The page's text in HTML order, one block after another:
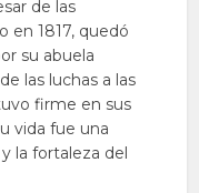
de las
en 1817, quedó
su abuela
las luchas a las
firme en sus
vida fue una
la fortaleza del